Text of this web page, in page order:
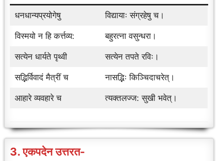
धनधान्यप्रयोगेषु विद्यायाः संग्रहेषु च।
विस्मयो न हि कर्त्तव्य: बहुरत्ना वसुन्धरा।
सत्येन धार्यते पृथ्वी सत्येन तपते रविः।
सद्भिर्विवादं मैत्रीं च नासद्भिः किञ्चिदाचरेत्।
आहारे व्यवहारे च त्यक्तलज्ज: सुखी भवेत्।
3. एकपदेन उत्तरत-